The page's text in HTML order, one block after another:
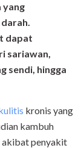
yang
dapat
sariawan,
sendi, hingga
kronis yang
kambuh
akibat penyakit